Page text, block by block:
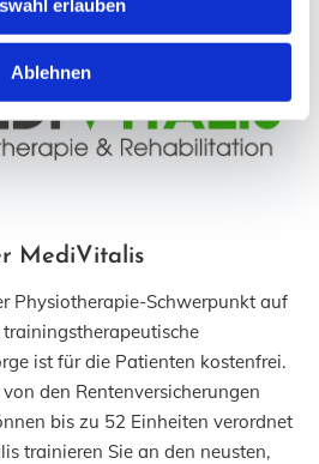
erlauben
Ablehnen
MediVitalis
Physiotherapie-Schwerpunkt auf
trainingstherapeutische
ist für die Patienten kostenfrei.
den Rentenversicherungen
bis zu 52 Einheiten verordnet
trainieren Sie an den neusten,